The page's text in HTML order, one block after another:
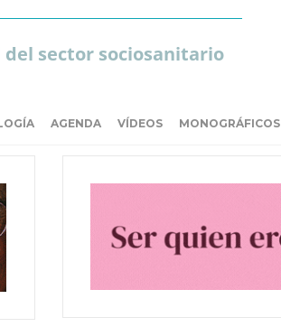
sector sociosanitario
AGENDA VÍDEOS MONOGRÁFICOS